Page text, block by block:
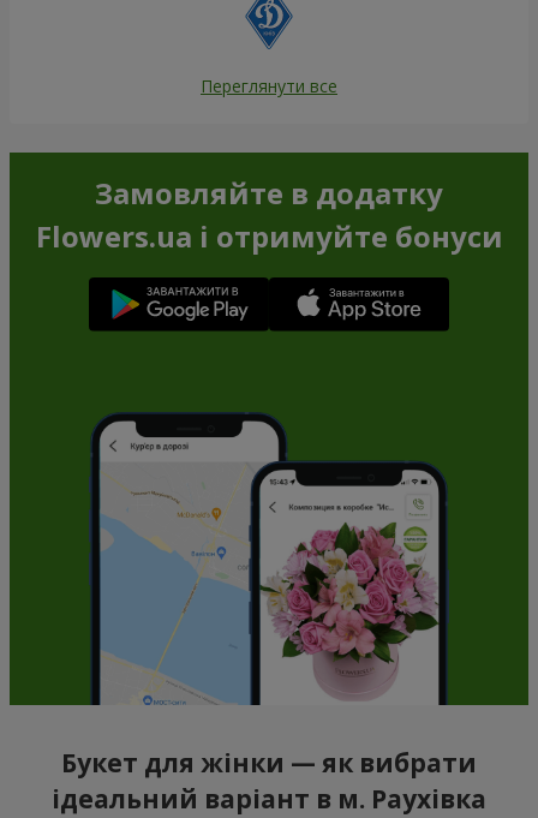
Переглянути все
Замовляйте в додатку
Flowers.ua і отримуйте бонуси
Букет для жінки — як вибрати
ідеальний варіант в м. Раухівка